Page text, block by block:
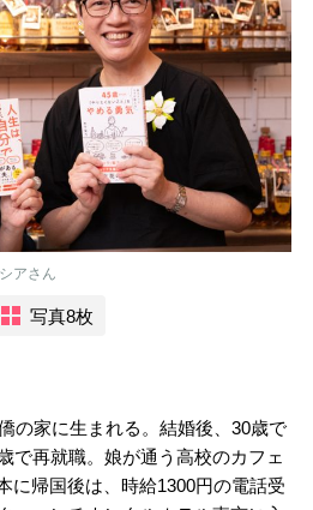
アさん
写真8枚
の家に生まれる。結婚後、30歳で
で再就職。娘が通う高校のカフェ
に帰国後は、時給1300円の電話受